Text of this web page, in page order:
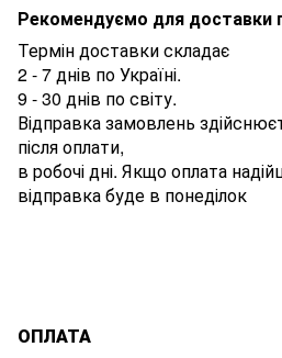
Рекомендуємо для доставки
Термін доставки складає
2 - 7 днів по Україні.
9 - 30 днів по світу.
Відправка замовлень
після оплати,
в робочі дні. Якщо оплата
відправка буде в понеділок
ОПЛАТА